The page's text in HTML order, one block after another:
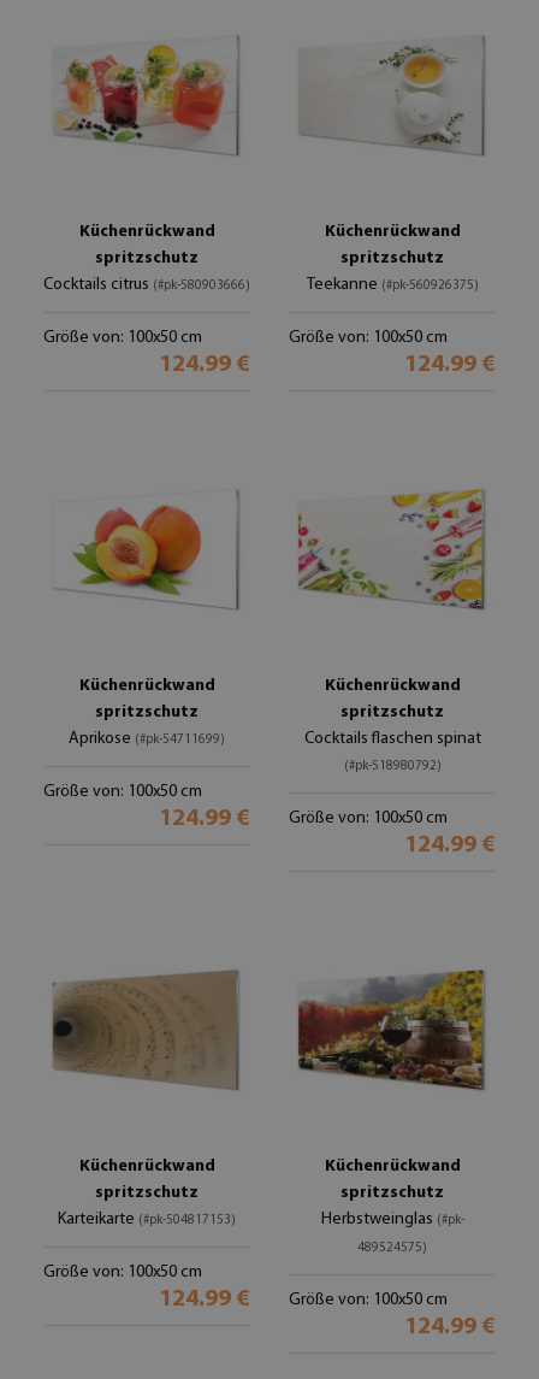
Küchenrückwand
spritzschutz
Cocktails citrus (#pk-580903666)
Größe von: 100x50 cm
124.99 €
Küchenrückwand
spritzschutz
Teekanne (#pk-560926375)
Größe von: 100x50 cm
124.99 €
Küchenrückwand
spritzschutz
Aprikose (#pk-54711699)
Größe von: 100x50 cm
124.99 €
Küchenrückwand
spritzschutz
Cocktails flaschen spinat
(#pk-518980792)
Größe von: 100x50 cm
124.99 €
Küchenrückwand
spritzschutz
Karteikarte (#pk-504817153)
Größe von: 100x50 cm
124.99 €
Küchenrückwand
spritzschutz
Herbstweinglas (#pk-
489524575)
Größe von: 100x50 cm
124.99 €